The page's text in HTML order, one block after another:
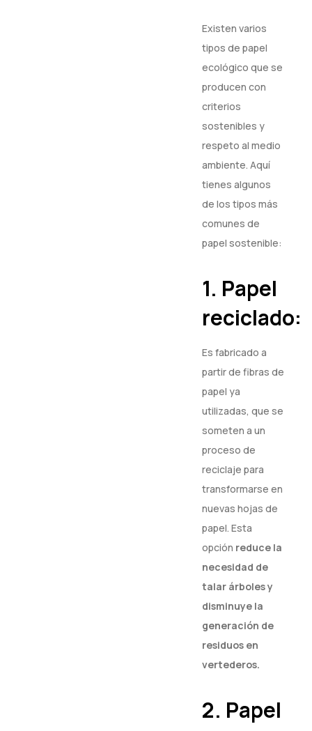
Existen varios
tipos de papel
ecológico que se
producen con
criterios
sostenibles y
respeto al medio
ambiente. Aquí
tienes algunos
de los tipos más
comunes de
papel sostenible:
1. Papel
reciclado:
Es fabricado a
partir de fibras de
papel ya
utilizadas, que se
someten a un
proceso de
reciclaje para
transformarse en
nuevas hojas de
papel. Esta
opción reduce la
necesidad de
talar árboles y
disminuye la
generación de
residuos en
vertederos.
2. Papel